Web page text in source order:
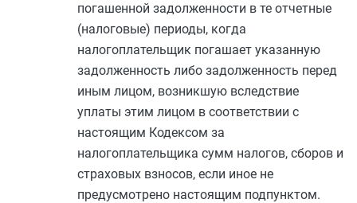
погашенной задолженности в те отчетные
(налоговые) периоды, когда
налогоплательщик погашает указанную
задолженность либо задолженность перед
иным лицом, возникшую вследствие
уплаты этим лицом в соответствии с
настоящим Кодексом за
налогоплательщика сумм налогов, сборов и
страховых взносов, если иное не
предусмотрено настоящим подпунктом.